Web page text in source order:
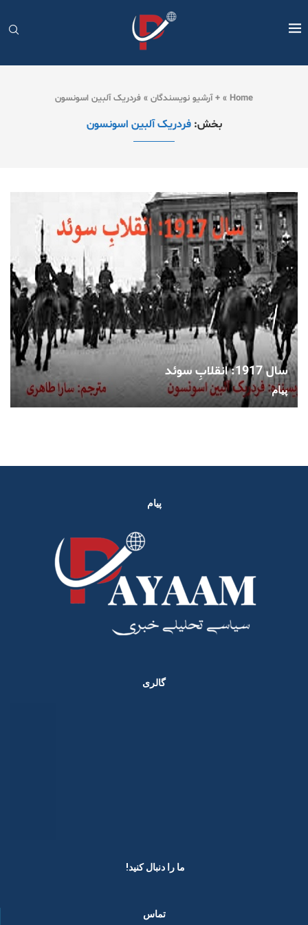
Home
» + آرشیو نویسندگان » فردریک آلبین اسونسون
بخش: فردریک آلبین اسونسون
سال 1917: انقلابِ سوئد
پیام
پیام
گالری
ما را دنبال کنید! ​
تماس